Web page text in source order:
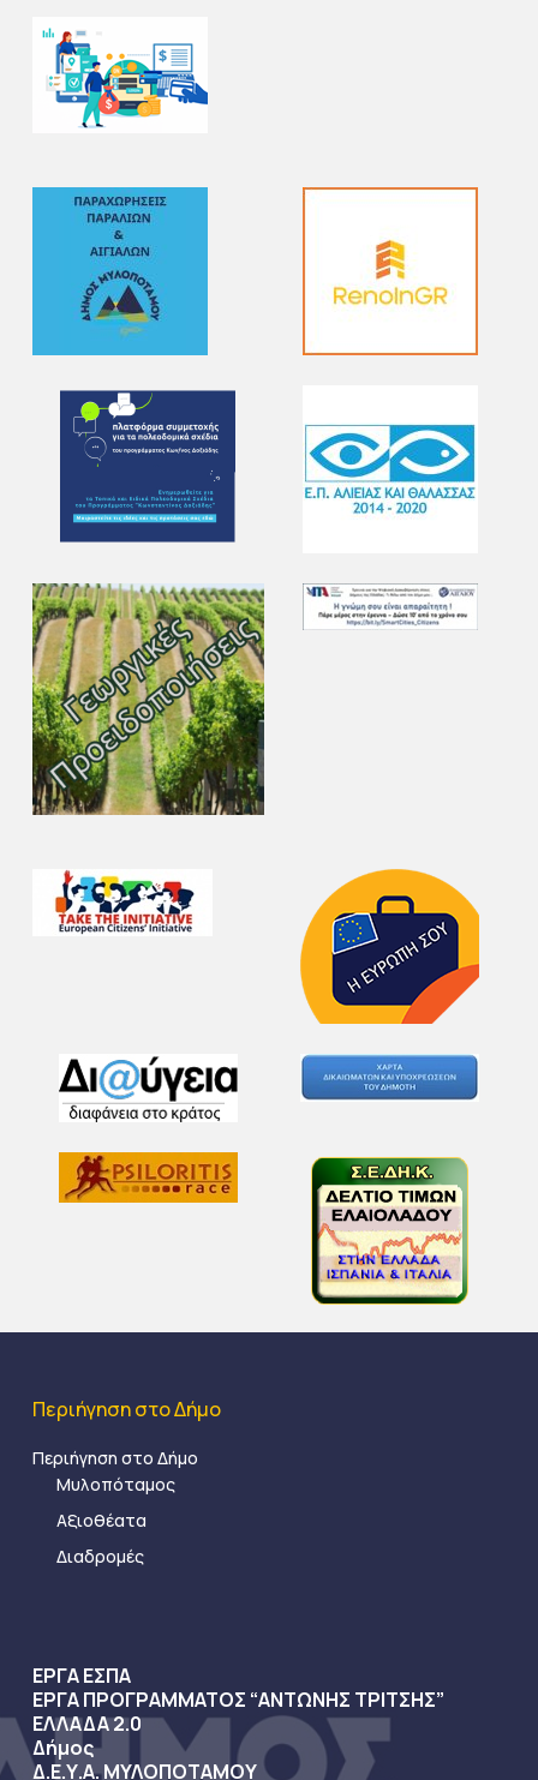
Περιήγηση στο Δήμο
Περιήγηση στο Δήμο
Μυλοπόταμος
Αξιοθέατα
Διαδρομές
ΕΡΓΑ ΕΣΠΑ
ΕΡΓΑ ΠΡΟΓΡΑΜΜΑΤΟΣ “ΑΝΤΩΝΗΣ ΤΡΙΤΣΗΣ”
ΕΛΛΑΔΑ 2.0
Δήμος
Δ.Ε.Υ.Α. ΜΥΛΟΠΟΤΑΜΟΥ